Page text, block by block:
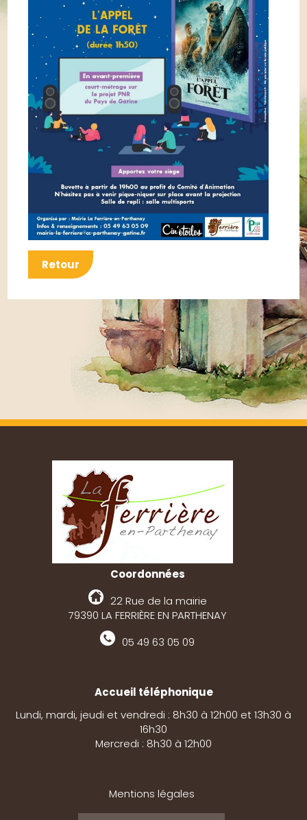
Retour
Coordonnées
22 Rue de la mairie
79390 LA FERRIÈRE EN PARTHENAY
05 49 63 05 09
Accueil téléphonique
Lundi, mardi, jeudi et vendredi : 8h30 à 12h00 et 13h30 à
16h30
Mercredi : 8h30 à 12h00
Mentions légales